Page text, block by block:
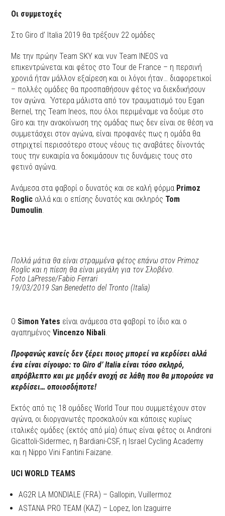
Οι συμμετοχές
Στο Giro d’ Italia 2019 θα τρέξουν 22 ομάδες
Με την πρώην Team SKY και νυν Team ΙΝΕΟS να
επικεντρώνεται και φέτος στο Tour de France – η περσινή
χρονιά ήταν μάλλον εξαίρεση και οι λόγοι ήταν… διαφορετικοί
– πολλές ομάδες θα προσπαθήσουν φέτος να διεκδικήσουν
τον αγώνα. Ύστερα μάλιστα από τον τραυματισμό του Egan
Bernel, της Team Ineos, που όλοι περιμέναμε να δούμε στο
Giro και την ανακοίνωση της ομάδας πως δεν είναι σε θέση να
συμμετάσχει στον αγώνα, είναι προφανές πως η ομάδα θα
στηριχτεί περισσότερο στους νέους τις αναβάτες δίνοντάς
τους την ευκαιρία να δοκιμάσουν τις δυνάμεις τους στο
φετινό αγώνα.
Ανάμεσα στα φαβορί ο δυνατός και σε καλή φόρμα Primoz
Roglic αλλά και ο επίσης δυνατός και σκληρός Tom
Dumoulin.
Πολλά μάτια θα είναι στραμμένα φέτος επάνω στον Primoz
Roglic και η πίεση θα είναι μεγάλη για τον Σλοβένο.
Foto LaPresse/Fabio Ferrari
19/03/2019 San Benedetto del Tronto (Italia)
O Simon Yates είναι ανάμεσα στα φαβορί το ίδιο και ο
αγαπημένοςVincenzo Nibali.
Προφανώς κανείς δεν ξέρει ποιος μπορεί να κερδίσει αλλά
ένα είναι σίγουρο: το Giro d’ Italia είναι τόσο σκληρό,
απρόβλεπτο και με μηδέν ανοχή σε λάθη που θα μπορούσε να
κερδίσει… οποιοσδήποτε!
Εκτός από τις 18 ομάδες World Tour που συμμετέχουν στον
αγώνα, οι διοργανωτές προσκαλούν και κάποιες κυρίως
ιταλικές ομάδες (εκτός από μία) όπως είναι φέτος οι Androni
Gicattoli-Sidermec, η Bardiani-CSF, η Israel Cycling Academy
και η Nippo Vini Fantini Faizane.
UCI WORLD TEAMS
AG2R LA MONDIALE (FRA) – Gallopin, Vuillermoz
ASTANA PRO TEAM (KAZ) – Lopez, Ion Izaguirre